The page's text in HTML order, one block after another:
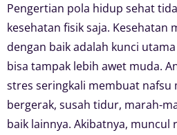
Pengertian pola hidup sehat
kesehatan fisik saja. Kesehatan
dengan baik adalah kunci
bisa tampak lebih awet muda.
stres seringkali membuat nafsu
bergerak, susah tidur, marah-
baik lainnya. Akibatnya, muncul